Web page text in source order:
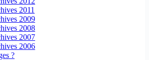
2011
2009
2008
2007
2006
?